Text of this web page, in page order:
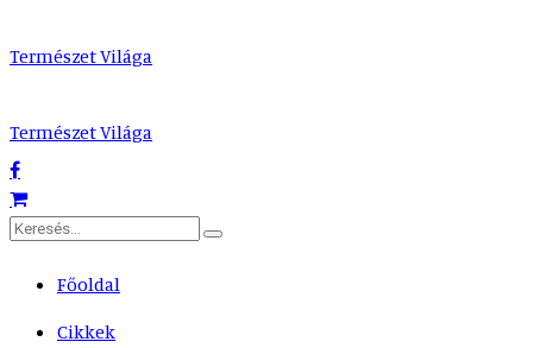
Természet Világa
Természet Világa
Főoldal
Cikkek